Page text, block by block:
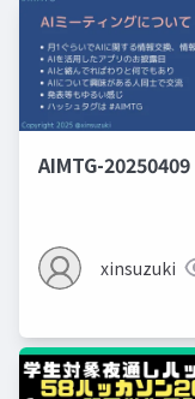
AIMTG-20250409
xinsuzuki